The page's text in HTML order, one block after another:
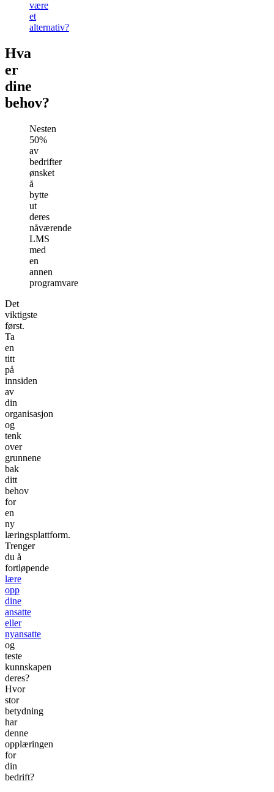
være
et
alternativ?
Hva
er
dine
behov?
Nesten
50%
av
bedrifter
ønsket
å
bytte
ut
deres
nåværende
LMS
med
en
annen
programvare
Det
viktigste
først.
Ta
en
titt
på
innsiden
av
din
organisasjon
og
tenk
over
grunnene
bak
ditt
behov
for
en
ny
læringsplattform.
Trenger
du å
fortløpende
lære
opp
dine
ansatte
eller
nyansatte
og
teste
kunnskapen
deres?
Hvor
stor
betydning
har
denne
opplæringen
for
din
bedrift?